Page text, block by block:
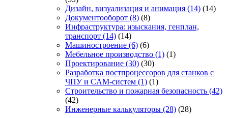
Дизайн, визуализация и анимация (14) (14)
Документооборот (8) (8)
Инфраструктура: изыскания, генплан,
транспорт (14) (14)
Машиностроение (6) (6)
Мебельное производство (1) (1)
Проектирование (30) (30)
Разработка постпроцессоров для станков с
ЧПУ и CAM-систем (1) (1)
Строительство и пожарная безопасность (42)
(42)
Инженерные калькуляторы (28) (28)